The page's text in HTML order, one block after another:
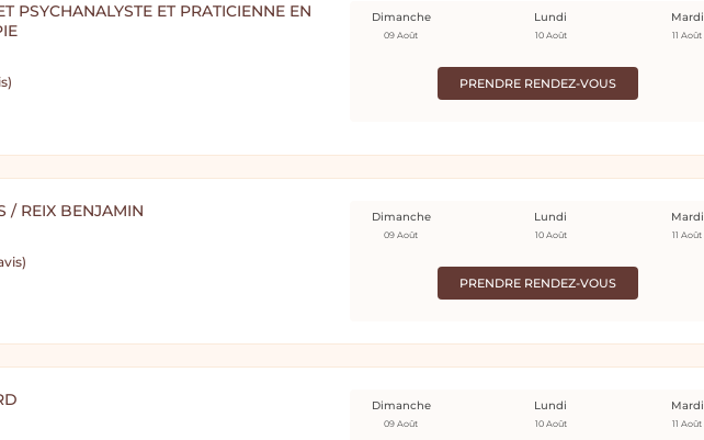
PSYCHANALYSTE ET PRATICIENNE EN
PRENDRE RENDEZ-VOUS
Dimanche
09 Août
Lundi
10 Août
Mardi
11 Août
/ REIX BENJAMIN
PRENDRE RENDEZ-VOUS
Dimanche
09 Août
Lundi
10 Août
Mardi
11 Août
Dimanche
09 Août
Lundi
10 Août
Mardi
11 Août